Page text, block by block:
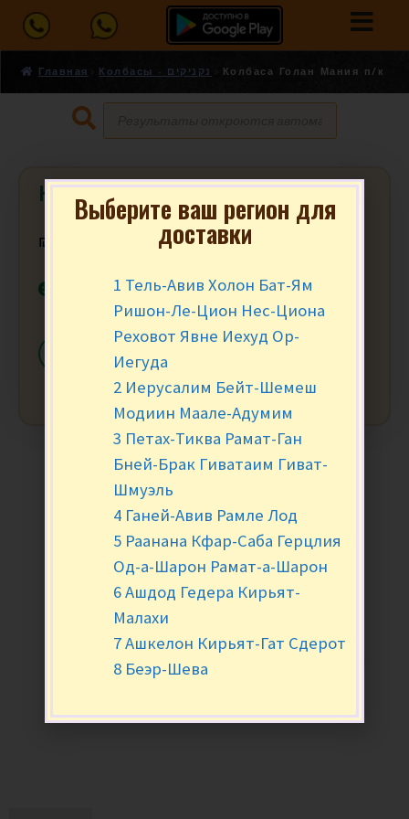
Главная Колбасы - נקניקים Колбаса Голан Мания п/к
Колбаса Голан Мания п/к
₪ за 100 гр.
В наличии
+
Выберите ваш регион для
доставки
1 Тель-Авив Холон Бат-Ям
Ришон-Ле-Цион Нес-Циона
Реховот Явне Иехуд Ор-
Иегуда
2 Иерусалим Бейт-Шемеш
Модиин Маале-Адумим
3 Петах-Тиква Рамат-Ган
Бней-Брак Гиватаим Гиват-
Шмуэль
4 Ганей-Авив Рамле Лод
5 Раанана Кфар-Саба Герцлия
Од-а-Шарон Рамат-а-Шарон
6 Ашдод Гедера Кирьят-
Малахи
7 Ашкелон Кирьят-Гат Сдерот
8 Беэр-Шева